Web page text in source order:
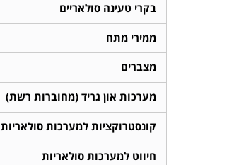
בקרי טעינה סולאריים
ממירי מתח
מצברים
מערכות און גריד (מחוברות רשת)
קונסטרוקציות למערכות סולאריות
חיווט למערכות סולאריות